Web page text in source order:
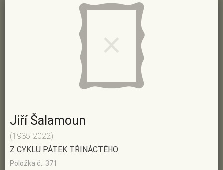
Jiří Šalamoun
(1935-2022)
Z CYKLU PÁTEK TŘINÁCTÉHO
Položka č.: 371